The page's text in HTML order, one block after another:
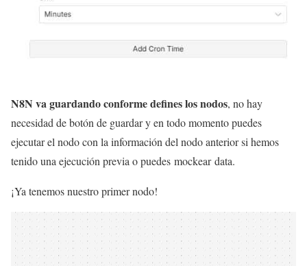
N8N va guardando conforme defines los nodos, no hay
necesidad de botón de guardar y en todo momento puedes
ejecutar el nodo con la información del nodo anterior si hemos
tenido una ejecución previa o puedes mockear data.
¡Ya tenemos nuestro primer nodo!